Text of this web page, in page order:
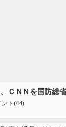
、ＣＮＮを国防総
ント(44)